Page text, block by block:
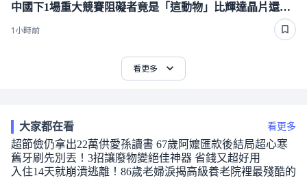
中國下1場重大競賽阻礙者竟是「這動物」比輝達晶片還難搞
1小時前
看更多
大家都在看 看更多
超節儉仍拿出22萬供愛孫讀書 67歲阿嬤匯款後結局超心寒
舊牙刷先別丟！3招讓廢物變絕佳神器 省錢又超好用
入住14天就崩潰逃離！86歲老婦淚揭高級養老院裡最殘酷的